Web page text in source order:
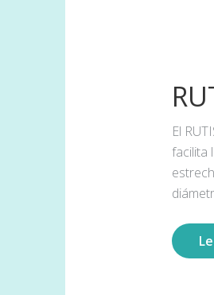
El
facilita